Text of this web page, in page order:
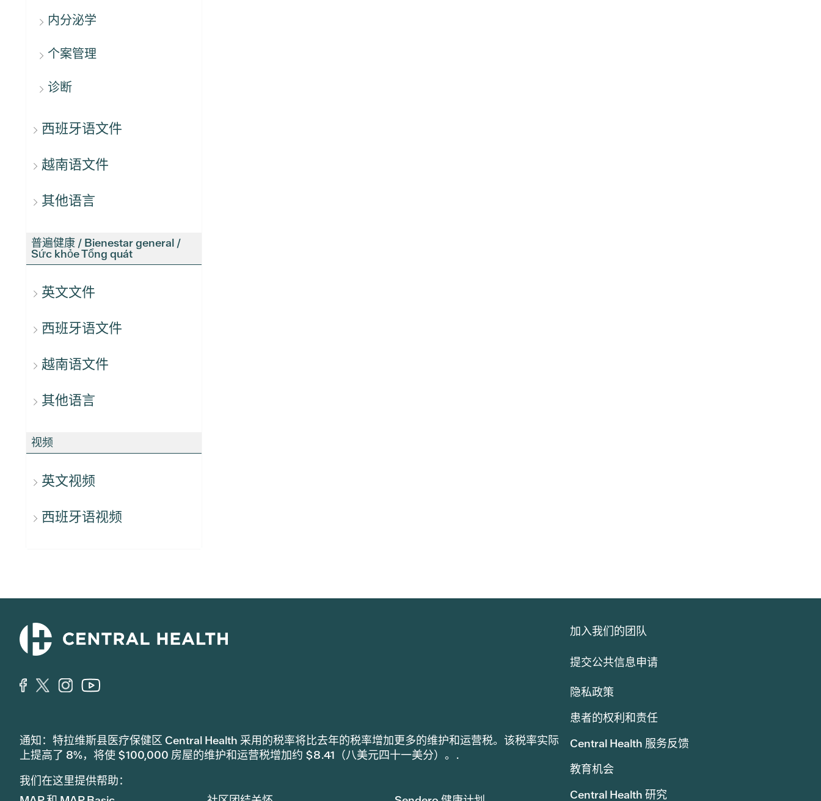
内分泌学
个案管理
诊断
西班牙语文件
越南语文件
其他语言
普遍健康 / Bienestar general /
Sức khỏe Tổng quát
英文文件
西班牙语文件
越南语文件
其他语言
视频
英文视频
西班牙语视频
通知：特拉维斯县医疗保健区 Central Health 采用的税率将比去年的税率增加更多的维护和运营税。该税率实际
上提高了 8%，将使 $100,000 房屋的维护和运营税增加约 $8.41（八美元四十一美分）。.
我们在这里提供帮助：
加入我们的团队
提交公共信息申请
隐私政策
患者的权利和责任
Central Health 服务反馈
教育机会
Central Health 研究